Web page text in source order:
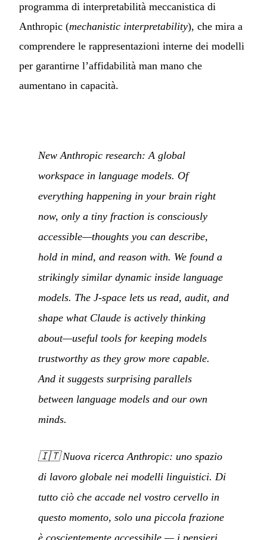
programma di interpretabilità meccanistica di
Anthropic (mechanistic interpretability), che mira a
comprendere le rappresentazioni interne dei modelli
per garantirne l’affidabilità man mano che
aumentano in capacità.
New Anthropic research: A global
workspace in language models. Of
everything happening in your brain right
now, only a tiny fraction is consciously
accessible—thoughts you can describe,
hold in mind, and reason with. We found a
strikingly similar dynamic inside language
models. The J-space lets us read, audit, and
shape what Claude is actively thinking
about—useful tools for keeping models
trustworthy as they grow more capable.
And it suggests surprising parallels
between language models and our own
minds.
🇮🇹Nuova ricerca Anthropic: uno spazio
di lavoro globale nei modelli linguistici. Di
tutto ciò che accade nel vostro cervello in
questo momento, solo una piccola frazione
è coscientemente accessibile — i pensieri